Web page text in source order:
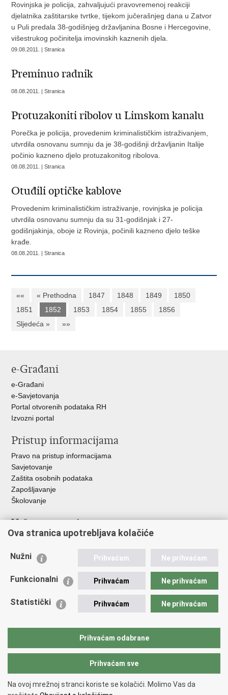
Rovinjska je policija, zahvaljujući pravovremenoj reakciji
djelatnika zaštitarske tvrtke, tijekom jučerašnjeg dana u Zatvor
u Puli predala 38-godišnjeg državljanina Bosne i Hercegovine,
višestrukog počinitelja imovinskih kaznenih djela.
09.08.2011. | Stranica
Preminuo radnik
08.08.2011. | Stranica
Protuzakoniti ribolov u Limskom kanalu
Porečka je policija, provedenim kriminalističkim istraživanjem,
utvrdila osnovanu sumnju da je 38-godišnji državljanin Italije
počinio kazneno djelo protuzakonitog ribolova.
08.08.2011. | Stranica
Otuđili optičke kablove
Provedenim kriminalističkim istraživanje, rovinjska je policija
utvrdila osnovanu sumnju da su 31-godišnjak i 27-
godišnjakinja, oboje iz Rovinja, počinili kazneno djelo teške
krađe.
08.08.2011. | Stranica
«« « Prethodna 1847 1848 1849
1850
1851
1852 1853 1854 1855
1856
Sljedeća »
»»
e-Građani
e-Građani
e-Savjetovanja
Portal otvorenih podataka RH
Izvozni portal
Pristup informacijama
Pravo na pristup informacijama
Savjetovanje
Zaštita osobnih podataka
Zapošljavanje
Školovanje
Važne poveznice
Ministarstvo unutarnjih poslova
Udruge
Policijska akademija
Zaklada policijske solidarnosti
Vučetić"
Copyright © 2026 Policijska uprava istarska.
Ova stranica upotrebljava kolačiće
Nužni Prihvaćam Ne prihvaćam
Funkcionalni Prihvaćam Ne prihvaćam
Statistički Prihvaćam Ne prihvaćam
Prihvaćam odabrane
Prihvaćam sve
Na ovoj mrežnoj stranci koriste se kolačići. Molimo Vas da